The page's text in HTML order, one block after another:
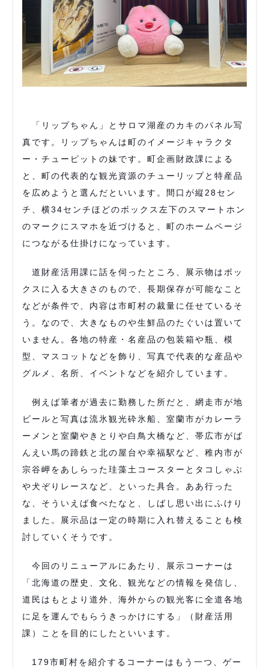
「リップちゃん」とサロマ湖産のカキのパネル写
真です。リップちゃんは町のイメージキャラクタ
ー・チューピットの妹です。町企画財政課による
と、町の代表的な観光資源のチューリップと特産品
を広めようと選んだといいます。間口が縦28セン
チ、横34センチほどのボックス左下のスマートホン
のマークにスマホを近づけると、町のホームページ
につながる仕掛けになっています。
道財産活用課に話を伺ったところ、展示物はボッ
クスに入る大きさのもので、長期保存が可能なこと
などが条件で、内容は市町村の裁量に任せているそ
う。なので、大きなものや生鮮品のたぐいは置いて
いません。各地の特産・名産品の包装箱や瓶、模
型、マスコットなどを飾り、写真で代表的な産品や
グルメ、名所、イベントなどを紹介しています。
例えば筆者が過去に勤務した所だと、網走市が地
ビールと写真は流氷観光砕氷船、室蘭市がカレーラ
ーメンと室蘭やきとりや白鳥大橋など、帯広市がば
んえい馬の蹄鉄と北の屋台や幸福駅など、稚内市が
宗谷岬をあしらった珪藻土コースターとタコしゃぶ
や犬ぞりレースなど、といった具合。ああ行った
な、そういえば食べたなと、しばし思い出にふけり
ました。展示品は一定の時期に入れ替えることも検
討していくそうです。
今回のリニューアルにあたり、展示コーナーは
「北海道の歴史、文化、観光などの情報を発信し、
道民はもとより道外、海外からの観光客に全道各地
に足を運んでもらうきっかけにする」（財産活用
課）ことを目的にしたといいます。
179市町村を紹介するコーナーはもう一つ、ゲー